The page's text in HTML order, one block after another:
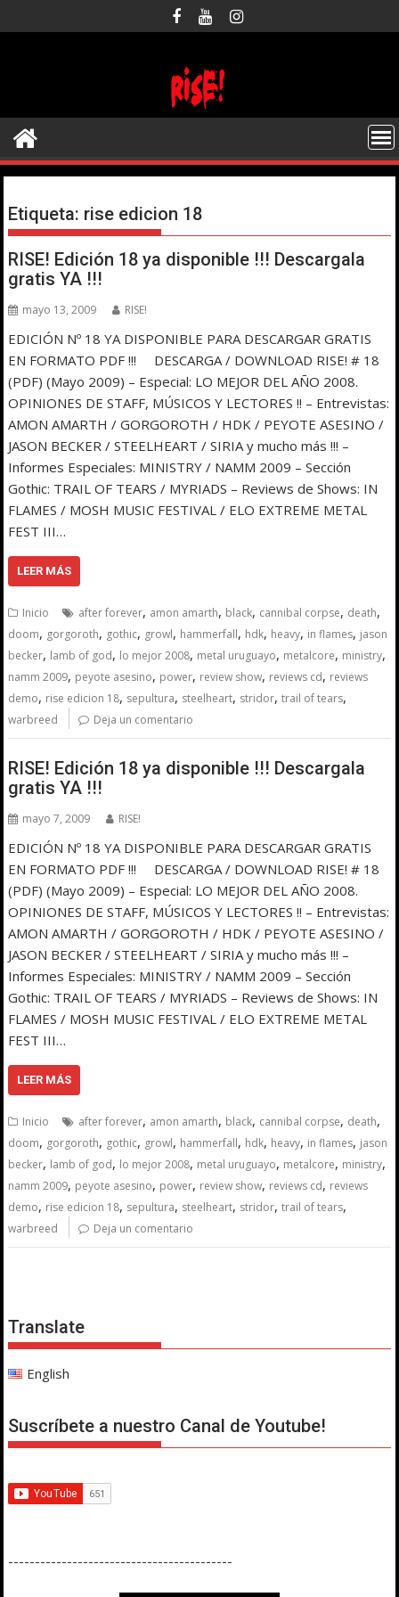
al
Etiqueta: rise edicion 18
RISE! Edición 18 ya disponible !!! Descargala
gratis YA !!!
mayo 13, 2009 RISE!
EDICIÓN Nº 18 YA DISPONIBLE PARA DESCARGAR GRATIS
EN FORMATO PDF !!! DESCARGA / DOWNLOAD RISE! # 18
(PDF) (Mayo 2009) – Especial: LO MEJOR DEL AÑO 2008.
OPINIONES DE STAFF, MÚSICOS Y LECTORES !! – Entrevistas:
AMON AMARTH / GORGOROTH / HDK / PEYOTE ASESINO /
JASON BECKER / STEELHEART / SIRIA y mucho más !!! –
Informes Especiales: MINISTRY / NAMM 2009 – Sección
Gothic: TRAIL OF TEARS / MYRIADS – Reviews de Shows: IN
FLAMES / MOSH MUSIC FESTIVAL / ELO EXTREME METAL
FEST III…
LEER MÁS
Inicio after forever, amon amarth, black, cannibal corpse, death,
doom, gorgoroth, gothic, growl, hammerfall, hdk, heavy, in flames, jason
becker, lamb of god, lo mejor 2008, metal uruguayo, metalcore, ministry,
namm 2009, peyote asesino, power, review show, reviews cd, reviews
demo, rise edicion 18, sepultura, steelheart, stridor,trail of tears,
warbreed Deja un comentario
RISE! Edición 18 ya disponible !!! Descargala
gratis YA !!!
mayo 7, 2009 RISE!
EDICIÓN Nº 18 YA DISPONIBLE PARA DESCARGAR GRATIS
EN FORMATO PDF !!! DESCARGA / DOWNLOAD RISE! # 18
(PDF) (Mayo 2009) – Especial: LO MEJOR DEL AÑO 2008.
OPINIONES DE STAFF, MÚSICOS Y LECTORES !! – Entrevistas:
AMON AMARTH / GORGOROTH / HDK / PEYOTE ASESINO /
JASON BECKER / STEELHEART / SIRIA y mucho más !!! –
Informes Especiales: MINISTRY / NAMM 2009 – Sección
Gothic: TRAIL OF TEARS / MYRIADS – Reviews de Shows: IN
FLAMES / MOSH MUSIC FESTIVAL / ELO EXTREME METAL
FEST III…
LEER MÁS
Inicio after forever, amon amarth, black, cannibal corpse, death,
doom, gorgoroth, gothic, growl, hammerfall, hdk, heavy, in flames, jason
becker, lamb of god, lo mejor 2008, metal uruguayo, metalcore, ministry,
namm 2009, peyote asesino, power, review show, reviews cd, reviews
demo, rise edicion 18, sepultura, steelheart, stridor,trail of tears,
warbreed Deja un comentario
Translate
English
Suscríbete a nuestro Canal de Youtube!
------------------------------------------